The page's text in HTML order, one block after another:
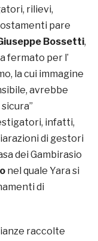
rilievi,
pare
Bossetti,
fermato per l’
la cui immagine
avrebbe
infatti,
di gestori
dei Gambirasio
nel quale Yara si
di
raccolte